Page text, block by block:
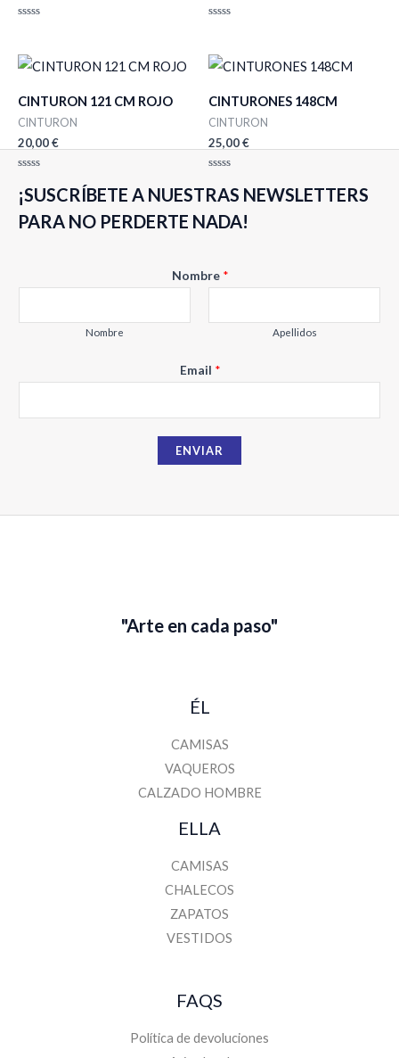
de
5
de
5
CINTURON 121 CM ROJO
CINTURON
20,00€
con
0
5
CINTURONES 148CM
CINTURON
25,00€
con
0
5
¡SUSCRÍBETE A NUESTRAS NEWSLETTERS
PARA NO PERDERTE NADA!
Nombre *
Nombre Apellidos
m
l
m
Email *
ENVIAR
"Arte en cada paso"
ÉL
CAMISAS
VAQUEROS
CALZADO HOMBRE
ELLA
CAMISAS
CHALECOS
ZAPATOS
VESTIDOS
FAQS
Política de devoluciones